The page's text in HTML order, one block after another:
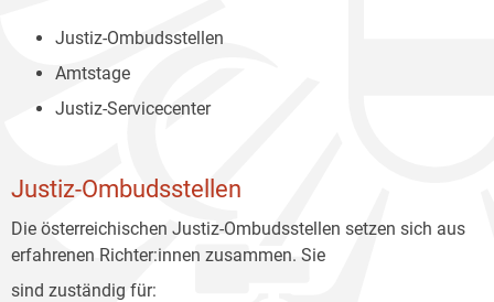
Justiz-Ombudsstellen
Amtstage
Justiz-Servicecenter
Justiz-Ombudsstellen
Die österreichischen Justiz-Ombudsstellen setzen sich aus
erfahrenen Richter:innen zusammen. Sie
sind zuständig für: